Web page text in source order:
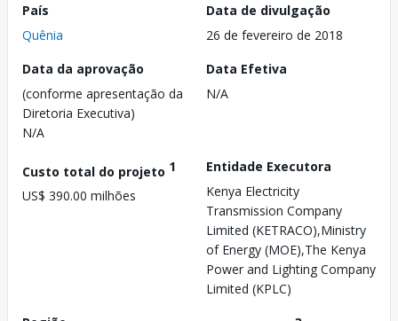
País
Quênia
Data de divulgação
26 de fevereiro de 2018
Data da aprovação
(conforme apresentação da
Diretoria Executiva)
N/A
Data Efetiva
N/A
Custo total do projeto 1
US$ 390.00 milhões
Entidade Executora
Kenya Electricity
Transmission Company
Limited (KETRACO),Ministry
of Energy (MOE),The Kenya
Power and Lighting Company
Limited (KPLC)